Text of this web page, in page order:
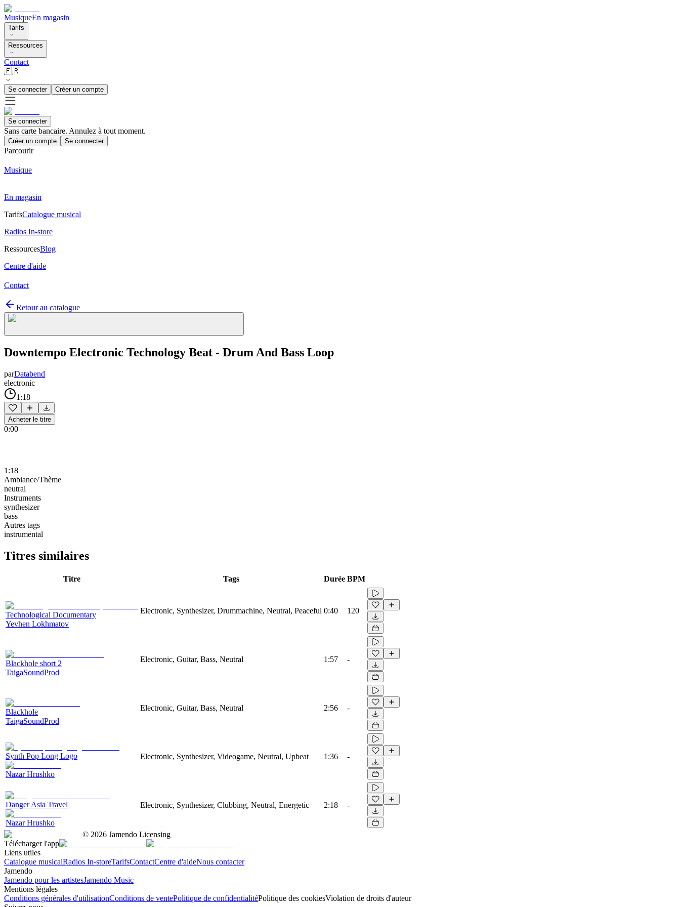
MusiqueEn magasin
Tarifs
Ressources
Contact
🇫🇷
Se connecter Créer un compte
Se connecter
Sans carte bancaire. Annulez à tout moment.
Créer un compte Se connecter
Parcourir
Musique
En magasin
TarifsCatalogue musical
Radios In-store
RessourcesBlog
Centre d'aide
Contact
Retour au catalogue
Downtempo Electronic Technology Beat - Drum And Bass Loop
parDatabend
electronic
1:18
Acheter le titre
0:00
1:18
Ambiance/Thème
neutral
Instruments
synthesizer
bass
Autres tags
instrumental
Titres similaires
Titre Tags Durée BPM
Technological Documentary
Yevhen Lokhmatov
Electronic, Synthesizer, Drummachine, Neutral, Peaceful 0:40 120
Blackhole short 2
TaigaSoundProd
Electronic, Guitar, Bass, Neutral 1:57 -
Blackhole
TaigaSoundProd
Electronic, Guitar, Bass, Neutral 2:56 -
Synth Pop Long Logo
Nazar Hrushko
Electronic, Synthesizer, Videogame, Neutral, Upbeat 1:36 -
Danger Asia Travel
Nazar Hrushko
Electronic, Synthesizer, Clubbing, Neutral, Energetic 2:18 -
© 2026 Jamendo Licensing
Télécharger l'app
Liens utiles
Catalogue musicalRadios In-storeTarifsContactCentre d'aideNous contacter
Jamendo
Jamendo pour les artistesJamendo Music
Mentions légales
Conditions générales d'utilisationConditions de ventePolitique de confidentialitéPolitique des cookiesViolation de droits d'auteur